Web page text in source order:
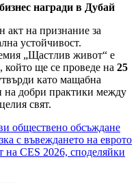
награди в Дубай
акт на признание за
устойчивост.
„Щастлив живот“ е
, който ще се проведе на 25
като мащабна
на добри практики между
свят.
обществено обсъждане
с въвеждането на еврото
CES 2026, споделяйки